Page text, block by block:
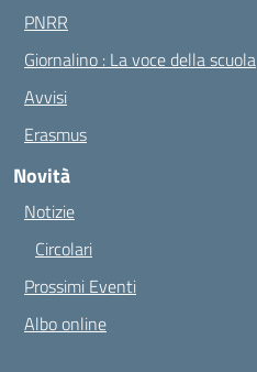
PNRR
Giornalino : La voce della scuola
Avvisi
Erasmus
Novità
Notizie
Circolari
Prossimi Eventi
Albo online